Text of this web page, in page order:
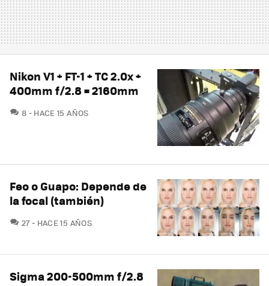
Nikon V1 + FT-1 + TC 2.0x +
400mm f/2.8 = 2160mm
8 COMENTARIOS
HACE 15 AÑOS
Feo o Guapo: Depende de
la focal (también)
27COMENTARIOS
HACE 15 AÑOS
Sigma 200-500mm f/2.8